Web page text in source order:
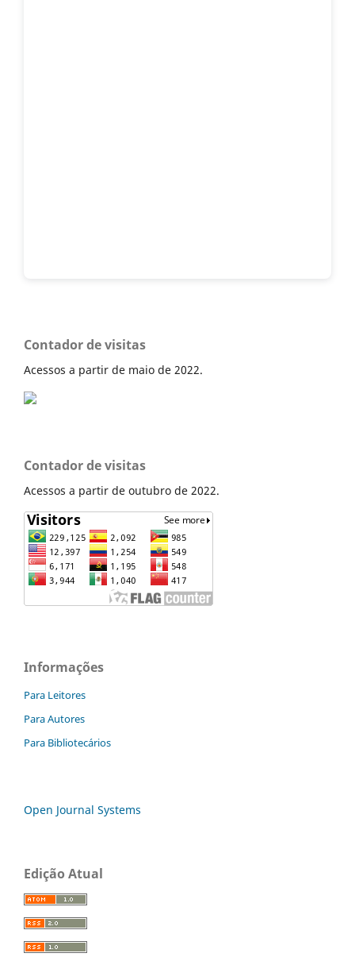
Contador de visitas
Acessos a partir de maio de 2022.
Contador de visitas
Acessos a partir de outubro de 2022.
Informações
Para Leitores
Para Autores
Para Bibliotecários
Open Journal Systems
Edição Atual